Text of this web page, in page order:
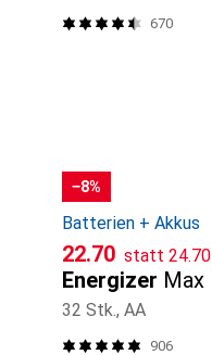
670
−8%
Batterien + Akkus
CHF
22.70 statt CHF
24.70
Energizer Max
32 Stk., AA
906